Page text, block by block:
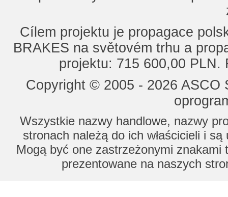
Cílem projektu je propagace
BRAKES na světovém trhu a
projektu: 715 600,00
Copyright © 2005 - 2026
Wszystkie nazwy handlowe, nazwy
stronach należą do ich właścicieli i
Mogą być one zastrzeżonymi znakami
prezentowane na naszych